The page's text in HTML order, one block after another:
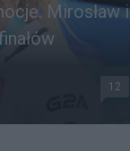
Mirosław i
12